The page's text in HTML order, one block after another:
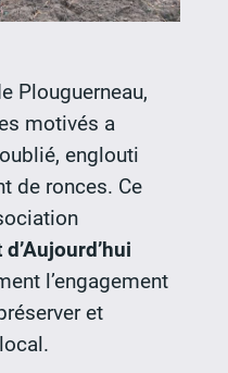
Plouguerneau,
motivés a
englouti
de ronces. Ce
l’engagement
et